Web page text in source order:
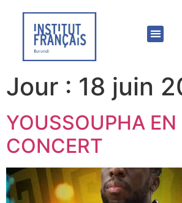
Jour : 18 juin
YOUSSOUPHA EN
CONCERT